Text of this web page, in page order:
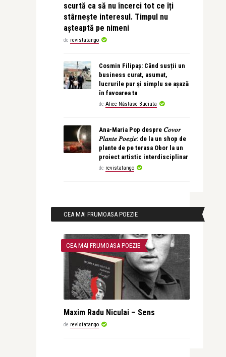
scurtă ca să nu încerci tot ce îți
stârnește interesul. Timpul nu
așteaptă pe nimeni
de revistatango
Cosmin Filipaș: Când susții un
business curat, asumat,
lucrurile pur și simplu se așază
în favoarea ta
de Alice Năstase Buciuta
Ana-Maria Pop despre 𝐶𝑜𝑣𝑜𝑟
𝑃𝑙𝑎𝑛𝑡𝑒 𝑃𝑜𝑒𝑧𝑖𝑒: de la un shop de
plante de pe terasa Obor la un
proiect artistic interdisciplinar
de revistatango
CEA MAI FRUMOASA POEZIE
CEA MAI FRUMOASA POEZIE
Maxim Radu Niculai – Sens
de revistatango